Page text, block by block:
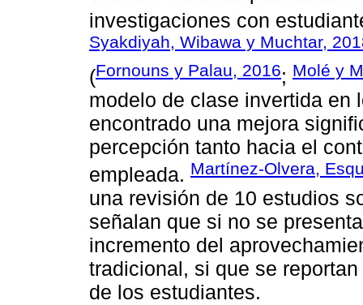
investigaciones con
Syakdiyah, Wibawa y Muchtar,
(Fornouns y Palau, 2016; Molé y
modelo de clase invertida en
encontrado una mejora
percepción tanto hacia el
empleada. Martínez-Olvera,
una revisión de 10 estudios
señalan que si no se
incremento del
tradicional, si que se
de los estudiantes.